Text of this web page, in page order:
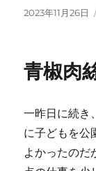
投
2023年11月26日
青椒肉
一昨日に続き
に子どもを公
よかったのだ